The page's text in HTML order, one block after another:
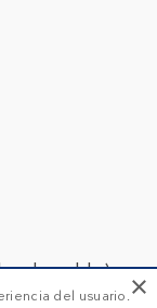
de caldo).
×
del usuario.